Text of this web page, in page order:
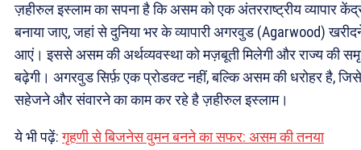
ज़हीरुल इस्लाम का सपना है कि असम को एक अंतरराष्ट्रीय व्यापार
बनाया जाए, जहां से दुनिया भर के व्यापारी अगरवुड (Agarwood)
आएं। इससे असम की अर्थव्यवस्था को मज़बूती मिलेगी और राज्य की
बढ़ेगी। अगरवुड सिर्फ़ एक प्रोडक्ट नहीं, बल्कि असम की धरोहर है, जिसे
सहेजने और संवारने का काम कर रहे है ज़हीरुल इस्लाम।
ये भी पढ़ें:गृहणी से बिजनेस वुमन बनने का सफर: असम की तनया